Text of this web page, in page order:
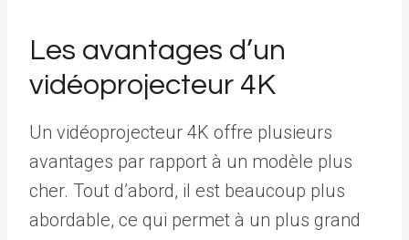
Les avantages d’un
vidéoprojecteur 4K
Un vidéoprojecteur 4K offre plusieurs
avantages par rapport à un modèle plus
cher. Tout d’abord, il est beaucoup plus
abordable, ce qui permet à un plus grand